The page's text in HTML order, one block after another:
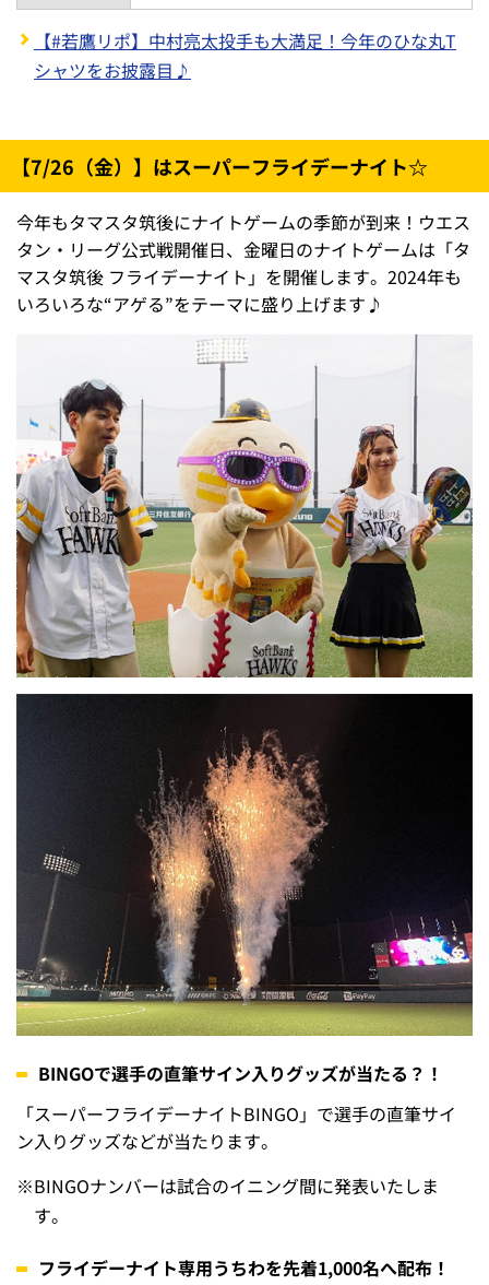
【#若鷹リポ】中村亮太投手も大満足！今年のひな丸T
シャツをお披露目♪
【7/26（金）】はスーパーフライデーナイト☆
今年もタマスタ筑後にナイトゲームの季節が到来！ウエス
タン・リーグ公式戦開催日、金曜日のナイトゲームは「タ
マスタ筑後 フライデーナイト」を開催します。2024年も
いろいろな“アゲる”をテーマに盛り上げます♪
BINGOで選手の直筆サイン入りグッズが当たる？！
「スーパーフライデーナイトBINGO」で選手の直筆サイ
ン入りグッズなどが当たります。
※BINGOナンバーは試合のイニング間に発表いたしま
す。
フライデーナイト専用うちわを先着1,000名へ配布！